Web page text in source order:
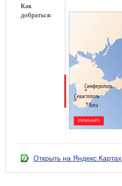
Как
добраться:
Открыть на Яндекс.Картах